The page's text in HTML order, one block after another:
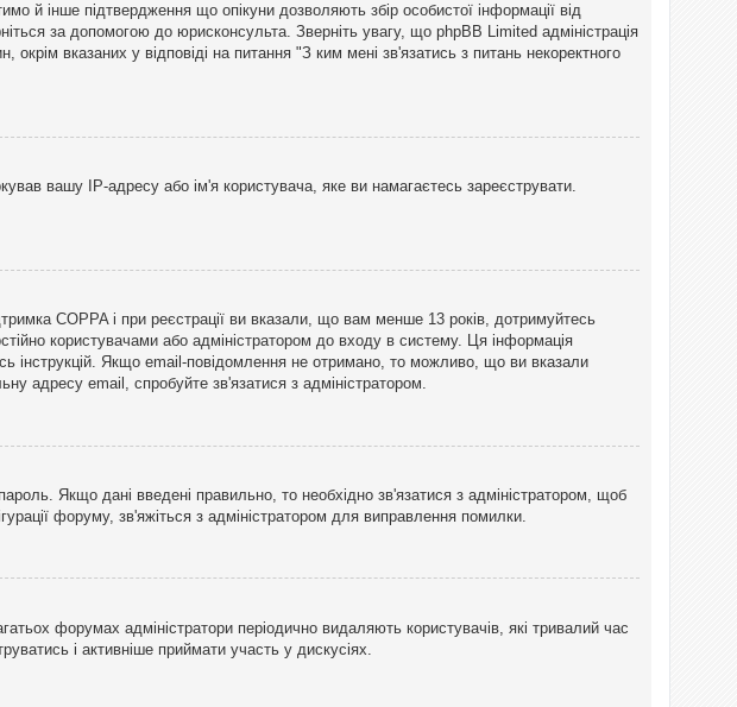
й інше підтвердження що опікуни дозволяють збір особистої інформації від
за допомогою до юрисконсульта. Зверніть увагу, що phpBB Limited адміністрація
вказаних у відповіді на питання "З ким мені зв'язатись з питань некоректного
вашу IP-адресу або ім'я користувача, яке ви намагаєтесь зареєструвати.
COPPA і при реєстрації ви вказали, що вам менше 13 років, дотримуйтесь
користувачами або адміністратором до входу в систему. Ця інформація
інструкцій. Якщо email-повідомлення не отримано, то можливо, що ви вказали
адресу email, спробуйте зв'язатися з адміністратором.
Якщо дані введені правильно, то необхідно зв'язатися з адміністратором, щоб
форуму, зв'яжіться з адміністратором для виправлення помилки.
форумах адміністратори періодично видаляють користувачів, які тривалий час
і активніше приймати участь у дискусіях.